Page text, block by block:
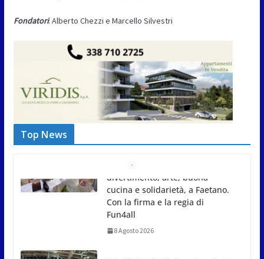
Fondatori: Alberto Chezzi e Marcello Silvestri
Top News
Gli atleti della Federazione Judo
San Marino all’European Cup
Junior 2026 di Skopje
8 Agosto 2026